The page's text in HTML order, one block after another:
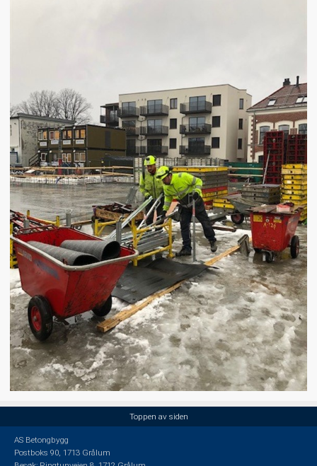
Toppen av siden
AS Betongbygg
Postboks 90, 1713 Grålum